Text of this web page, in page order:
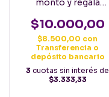
$10.000,00
$8.500,00 con
Transferencia o
depósito bancario
3 cuotas sin interés de
$3.333,33